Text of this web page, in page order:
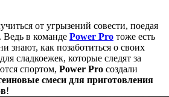
от угрызений совести, поедая
Ведь в команде Power Pro тоже есть
знают, как позаботиться о своих
сладкоежек, которые следят за
спортом, Power Pro создали
смеси для приготовления
!